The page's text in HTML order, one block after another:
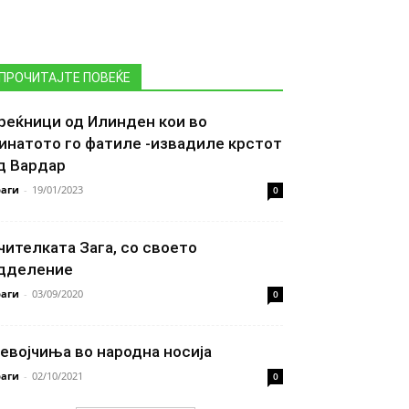
ПРОЧИТАЈТЕ ПОВЕЌЕ
од Илинден кои во
го фатиле -извадиле крстот
Вардар
- 19/01/2023 0
Зага, со своето
- 03/09/2020 0
во народна носија
- 02/10/2021 0